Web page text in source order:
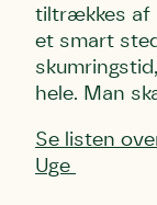
tiltrækkes af
et smart
hele. Man
Se listen
Uge